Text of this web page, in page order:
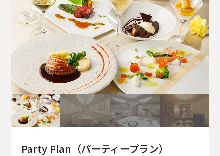
Party Plan（パーティープラン）